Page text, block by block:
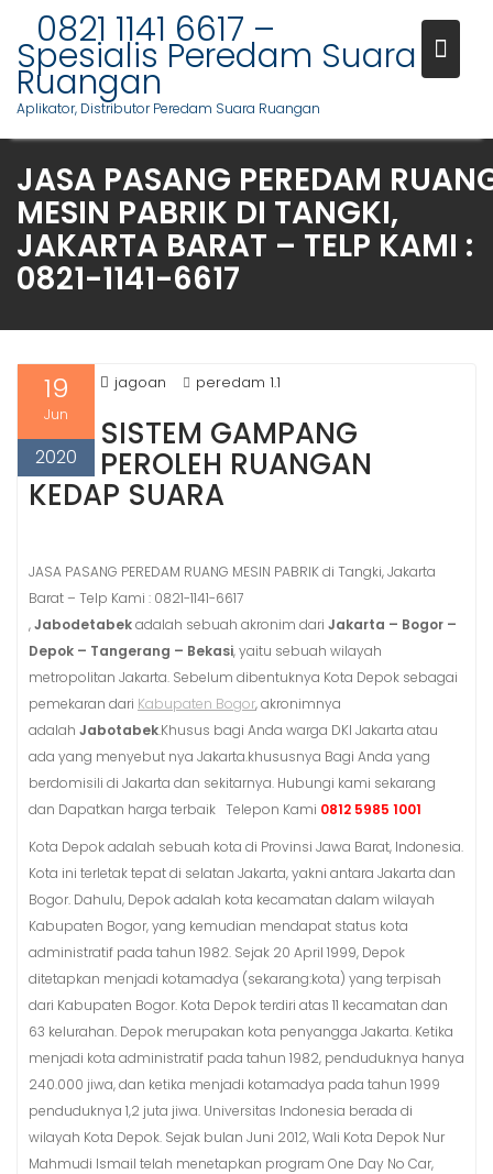
o
t
0821 1141 6617 –
Spesialis Peredam Suara
Ruangan
Aplikator, Distributor Peredam Suara Ruangan
JASA PASANG PEREDAM
MESIN PABRIK DI TANGKI,
JAKARTA BARAT – TELP KAMI :
0821-1141-6617
19
Jun
2020
jagoan peredam 1.1
SISTEM GAMPANG
PEROLEH RUANGAN
KEDAP SUARA
JASA PASANG PEREDAM RUANG MESIN PABRIK di Tangki, Jakarta
Barat – Telp Kami : 0821-1141-6617
,Jabodetabekadalah sebuah akronim dari Jakarta – Bogor –
Depok – Tangerang – Bekasi, yaitu sebuah wilayah
metropolitan Jakarta. Sebelum dibentuknya Kota Depok sebagai
pemekaran dari Kabupaten Bogor, akronimnya
adalah Jabotabek.Khusus bagi Anda warga DKI Jakarta atau
ada yang menyebut nya Jakarta.khususnya Bagi Anda yang
berdomisili di Jakarta dan sekitarnya. Hubungi kami sekarang
dan Dapatkan harga terbaik Telepon Kami 0812 5985 1001
Kota Depok adalah sebuah kota di Provinsi Jawa Barat, Indonesia.
Kota ini terletak tepat di selatan Jakarta, yakni antara Jakarta dan
Bogor. Dahulu, Depok adalah kota kecamatan dalam wilayah
Kabupaten Bogor, yang kemudian mendapat status kota
administratif pada tahun 1982. Sejak 20 April 1999, Depok
ditetapkan menjadi kotamadya (sekarang:kota) yang terpisah
dari Kabupaten Bogor. Kota Depok terdiri atas 11 kecamatan dan
63 kelurahan. Depok merupakan kota penyangga Jakarta. Ketika
menjadi kota administratif pada tahun 1982, penduduknya hanya
240.000 jiwa, dan ketika menjadi kotamadya pada tahun 1999
penduduknya 1,2 juta jiwa. Universitas Indonesia berada di
wilayah Kota Depok. Sejak bulan Juni 2012, Wali Kota Depok Nur
Mahmudi Ismail telah menetapkan program One Day No Car,